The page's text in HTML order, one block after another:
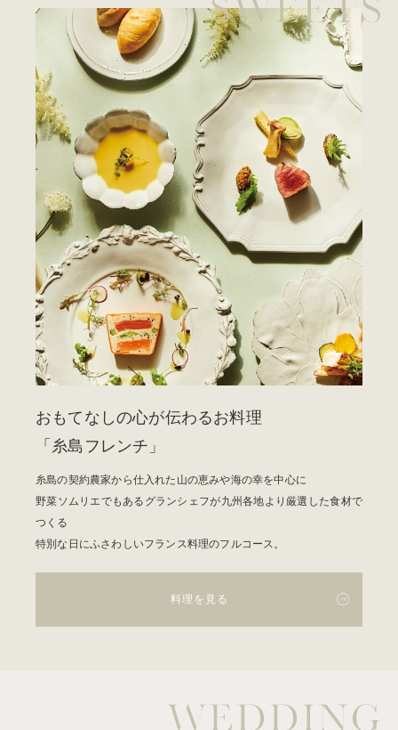
おもてなしの心が伝わるお料理
「糸島フレンチ」
糸島の契約農家から仕入れた山の恵みや海の幸を中心に
野菜ソムリエでもあるグランシェフが九州各地より厳選した食材で
つくる
特別な日にふさわしいフランス料理のフルコース。
料理を見る